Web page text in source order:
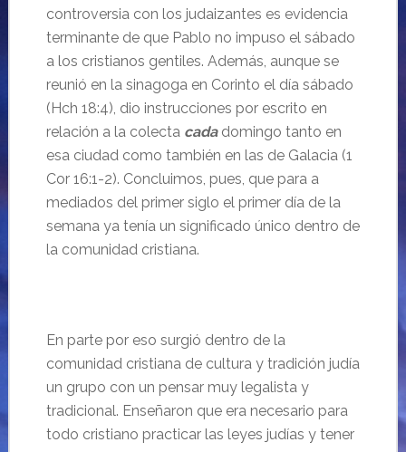
controversia con los judaizantes es evidencia
terminante de que Pablo no impuso el sábado
a los cristianos gentiles. Además, aunque se
reunió en la sinagoga en Corinto el día sábado
(Hch 18:4), dio instrucciones por escrito en
relación a la colecta cadadomingo tanto en
esa ciudad como también en las de Galacia (1
Cor 16:1-2). Concluimos, pues, que para a
mediados del primer siglo el primer día de la
semana ya tenía un significado único dentro de
la comunidad cristiana.
En parte por eso surgió dentro de la
comunidad cristiana de cultura y tradición judía
un grupo con un pensar muy legalista y
tradicional. Enseñaron que era necesario para
todo cristiano practicar las leyes judías y tener